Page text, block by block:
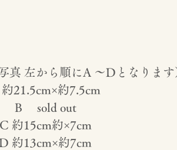
真 左から順にA 〜Dとなります
約21.5cm×約7.5cm
B sold out
C 約15cm約×7cm
約13cm×約7cm